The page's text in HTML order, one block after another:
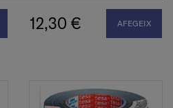
12,30 € AFEGEIX